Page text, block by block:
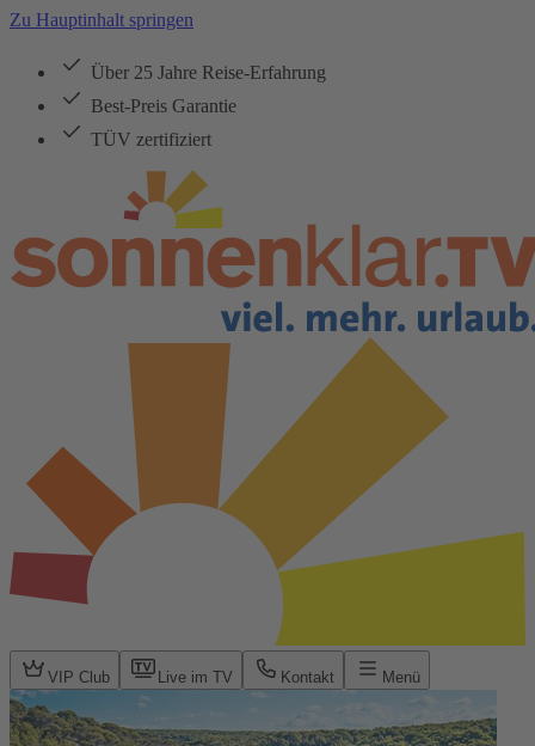
Zu Hauptinhalt springen
Über 25 Jahre Reise-Erfahrung
Best-Preis Garantie
TÜV zertifiziert
VIP Club Live im TV Kontakt Menü